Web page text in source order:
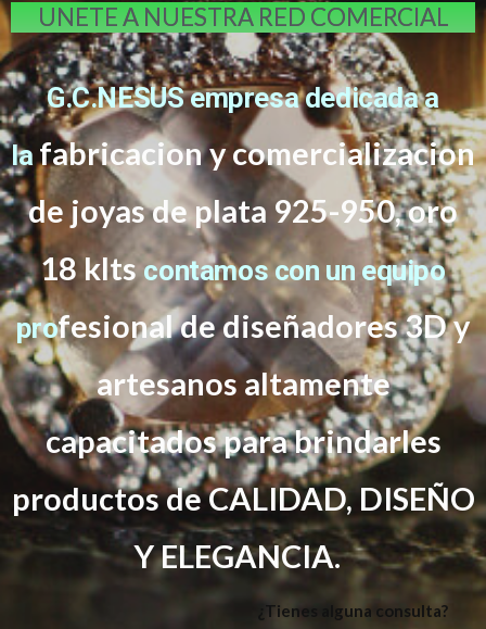
UNETE A NUESTRA RED COMERCIAL
G.C.NESUS empresa dedicada a
lafabricacion y comercializacion
de joyas de plata 925-950, oro
18 kltscontamos con un equipo
profesional de diseñadores 3D y
artesanos altamente
capacitadospara brindarles
productos de CALIDAD, DISEÑO
Y ELEGANCIA.